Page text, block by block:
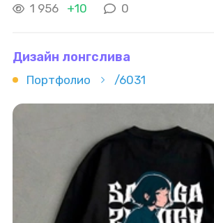
хочет понять реальные правила.
1 956 +10 0
Дизайн лонгслива
Портфолио /6031